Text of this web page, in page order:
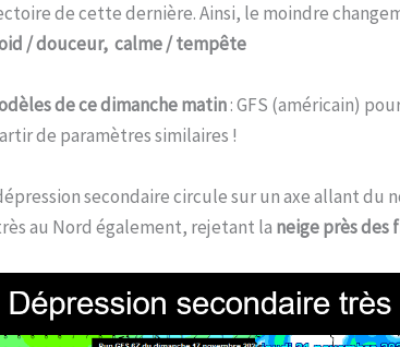
de cette dernière. Ainsi, le moindre
/ douceur, calme / tempête
de ce dimanche matin: GFS (américain)
de paramètres similaires !
secondaire circule sur un axe allant du
au Nord également, rejetant la neige près des